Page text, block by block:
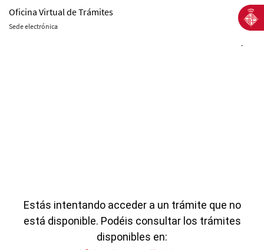
Oficina Virtual de Trámites
Sede electrónica
-
Estás intentando acceder a un trámite que no
está disponible. Podéis consultar los trámites
disponibles en: